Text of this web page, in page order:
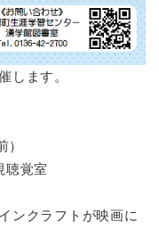
します。
聴覚室
ンクラフトが映画に